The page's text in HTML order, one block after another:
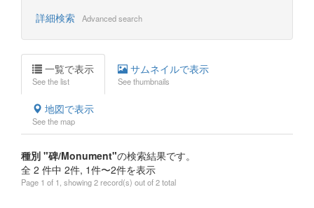
詳細検索 Advanced search
一覧で表示
See the list
サムネイルで表示
See thumbnails
地図で表示
See the map
種別 "碑/Monument"の検索結果です。
全 2 件中 2件, 1件〜2件を表示
Page 1 of 1, showing 2 record(s) out of 2 total